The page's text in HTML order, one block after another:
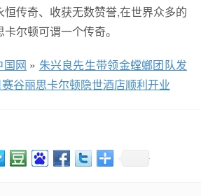
传奇、收获无数赞誉,在世界众多的
尔顿可谓一个传奇。
国网 » 朱兴良先生带领金螳螂团队发
谷丽思卡尔顿隐世酒店顺利开业